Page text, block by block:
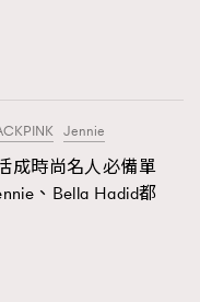
私隱政策聲明。
其他宣傳資訊，本人同意
任何推廣用途。
Jennie
成時尚名人必備單
、Bella Hadid都